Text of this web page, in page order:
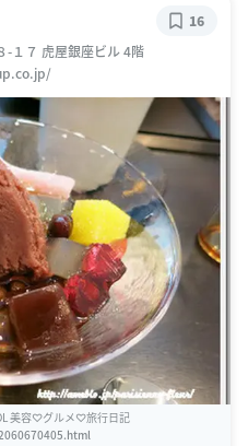
-１７ 虎屋銀座ビル 4階
16
美容♡グルメ♡旅行日記